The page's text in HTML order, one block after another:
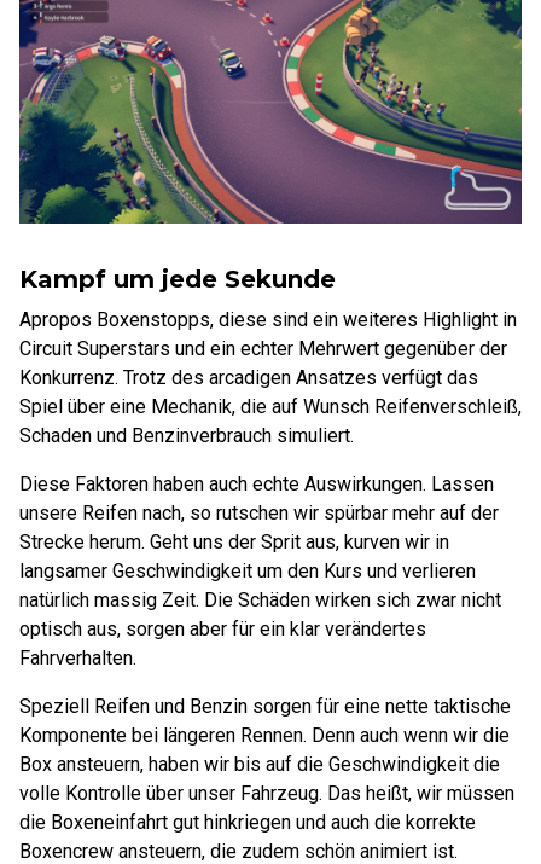
Kampf um jede Sekunde
Apropos Boxenstopps, diese sind ein weiteres Highlight in
Circuit Superstars und ein echter Mehrwert gegenüber der
Konkurrenz. Trotz des arcadigen Ansatzes verfügt das
Spiel über eine Mechanik, die auf Wunsch Reifenverschleiß,
Schaden und Benzinverbrauch simuliert.
Diese Faktoren haben auch echte Auswirkungen. Lassen
unsere Reifen nach, so rutschen wir spürbar mehr auf der
Strecke herum. Geht uns der Sprit aus, kurven wir in
langsamer Geschwindigkeit um den Kurs und verlieren
natürlich massig Zeit. Die Schäden wirken sich zwar nicht
optisch aus, sorgen aber für ein klar verändertes
Fahrverhalten.
Speziell Reifen und Benzin sorgen für eine nette taktische
Komponente bei längeren Rennen. Denn auch wenn wir die
Box ansteuern, haben wir bis auf die Geschwindigkeit die
volle Kontrolle über unser Fahrzeug. Das heißt, wir müssen
die Boxeneinfahrt gut hinkriegen und auch die korrekte
Boxencrew ansteuern, die zudem schön animiert ist.